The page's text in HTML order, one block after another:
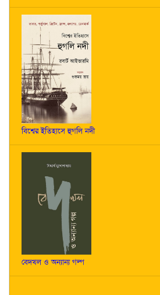
বিশ্বের ইতিহাসে হুগলি নদী
বেদখল ও অন্যান্য গল্প